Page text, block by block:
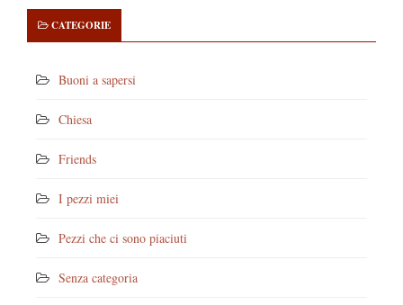
CATEGORIE
Buoni a sapersi
Chiesa
Friends
I pezzi miei
Pezzi che ci sono piaciuti
Senza categoria